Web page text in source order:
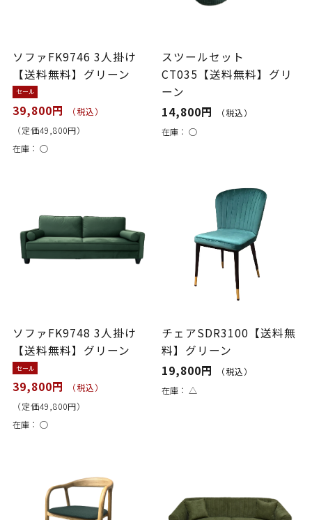
ソファFK9746 3人掛け
【送料無料】グリーン
セール
39,800円
（税込）
（定価49,800円）
在庫： ○
スツールセット
CT035【送料無料】グリ
ーン
14,800円
（税込）
在庫：○
ソファFK9748 3人掛け
【送料無料】グリーン
セール
39,800円
（税込）
（定価49,800円）
在庫： ○
チェアSDR3100【送料無
料】グリーン
19,800円
（税込）
在庫： △